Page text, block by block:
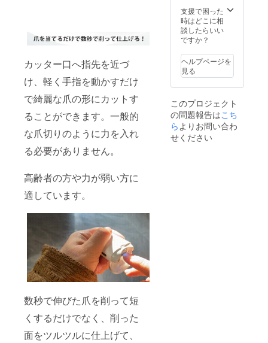
カッター口へ指先を近づ
け、軽く手指を動かすだけ
で綺麗な爪の形にカットす
ることができます。一般的
な爪切りのように力を入れ
る必要がありません。
高齢者の方や力が弱い方に
適しています。
数秒で伸びた爪を削って短
くするだけでなく、削った
面をツルツルに仕上げて、
支援で困った
時はどこに相
談したらいい
ですか？
ヘルプページを
見る
このプロジェクト
の問題報告はこち
ら よりお問い合わ
せください